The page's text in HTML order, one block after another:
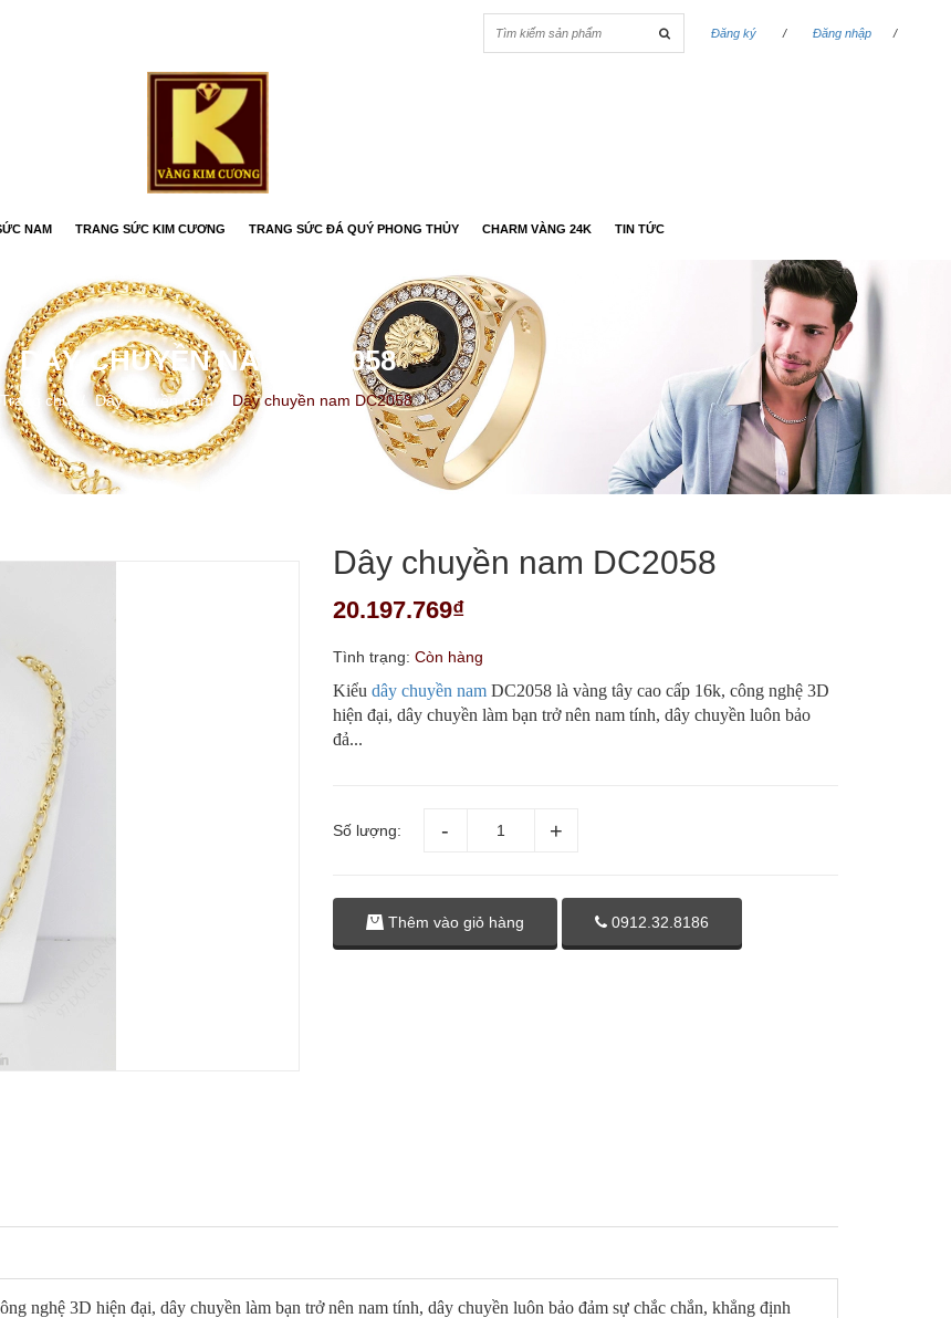
Đăng ký
/ Đăng nhập /
NAM TRANG SỨC KIM CƯƠNG TRANG SỨC ĐÁ QUÝ PHONG THỦY CHARM VÀNG 24K TIN TỨC
DÂY CHUYỀN NAM DC2058
Trang chủ Dây chuyền nam Dây chuyền nam DC2058
Dây chuyền nam DC2058
20.197.769₫
Tình trạng: Còn hàng
Kiểu dây chuyền namDC2058 là vàng tây cao cấp 16k, công nghệ 3D
hiện đại, dây chuyền làm bạn trở nên nam tính, dây chuyền luôn bảo
đả...
Số lượng:
Thêm vào giỏ hàng 0912.32.8186
nghệ 3D hiện đại, dây chuyền làm bạn trở nên nam tính, dây chuyền luôn bảo đảm sự chắc chắn, khẳng định